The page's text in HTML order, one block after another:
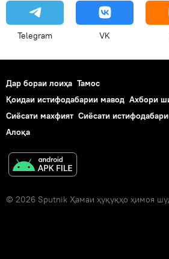
Telegram VK
Дар бораи лоиҳа Тамос
Қоидаи истифодабарии мавод Ахбори
Сиёсати махфият Сиёсати
Алоқа
© 2026 Sputnik Ҳамаи ҳуқуқҳо ҳимоя